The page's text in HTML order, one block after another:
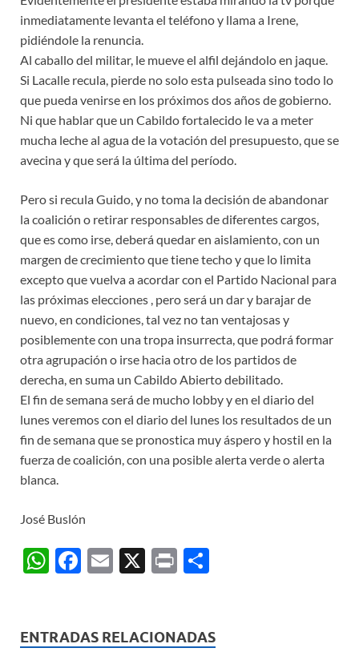
inmediatamente levanta el teléfono y llama a Irene,
pidiéndole la renuncia.
Al caballo del militar, le mueve el alfil dejándolo en jaque.
Si Lacalle recula, pierde no solo esta pulseada sino todo lo
que pueda venirse en los próximos dos años de gobierno.
Ni que hablar que un Cabildo fortalecido le va a meter
mucha leche al agua de la votación del presupuesto, que se
avecina y que será la última del período.
Pero si recula Guido, y no toma la decisión de abandonar
la coalición o retirar responsables de diferentes cargos,
que es como irse, deberá quedar en aislamiento, con un
margen de crecimiento que tiene techo y que lo limita
excepto que vuelva a acordar con el Partido Nacional para
las próximas elecciones , pero será un dar y barajar de
nuevo, en condiciones, tal vez no tan ventajosas y
posiblemente con una tropa insurrecta, que podrá formar
otra agrupación o irse hacia otro de los partidos de
derecha, en suma un Cabildo Abierto debilitado.
El fin de semana será de mucho lobby y en el diario del
lunes veremos con el diario del lunes los resultados de un
fin de semana que se pronostica muy áspero y hostil en la
fuerza de coalición, con una posible alerta verde o alerta
blanca.
José Buslón
W
s
F
b
E
X
P
p
ENTRADAS RELACIONADAS